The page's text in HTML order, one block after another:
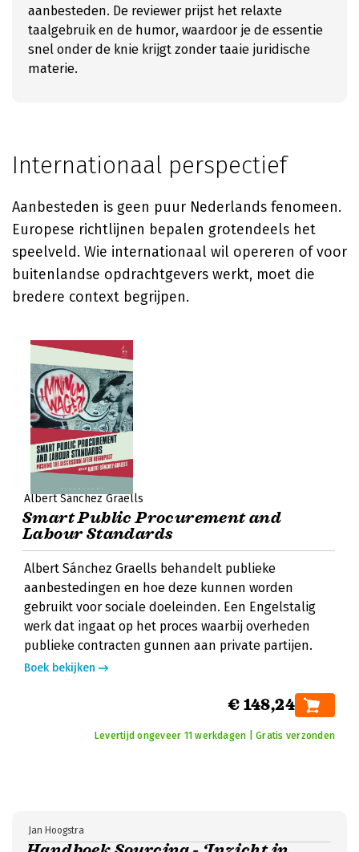
aanbesteden. De reviewer prijst het relaxte
taalgebruik en de humor, waardoor je de essentie
snel onder de knie krijgt zonder taaie juridische
materie.
Internationaal perspectief
Aanbesteden is geen puur Nederlands fenomeen.
Europese richtlijnen bepalen grotendeels het
speelveld. Wie internationaal wil opereren of voor
buitenlandse opdrachtgevers werkt, moet die
bredere context begrijpen.
Albert Sánchez Graells
Smart Public Procurement and
Labour Standards
Albert Sánchez Graells behandelt publieke
aanbestedingen en hoe deze kunnen worden
gebruikt voor sociale doeleinden. Een Engelstalig
werk dat ingaat op het proces waarbij overheden
publieke contracten gunnen aan private partijen.
Boek bekijken
€ 148,24
Levertijd ongeveer 11 werkdagen | Gratis verzonden
Jan Hoogstra